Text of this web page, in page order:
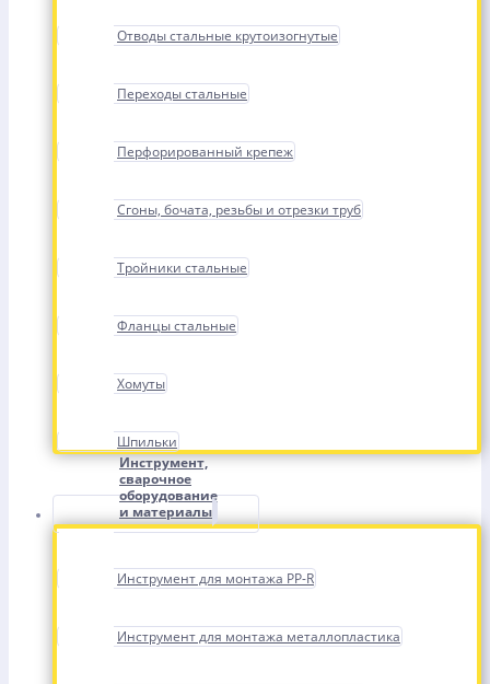
Отводы стальные крутоизогнутые
Переходы стальные
Перфорированный крепеж
Сгоны, бочата, резьбы и отрезки труб
Тройники стальные
Фланцы стальные
Хомуты
Шпильки
Инструмент,
сварочное
оборудование
и материалы
Инструмент для монтажа PP-R
Инструмент для монтажа металлопластика